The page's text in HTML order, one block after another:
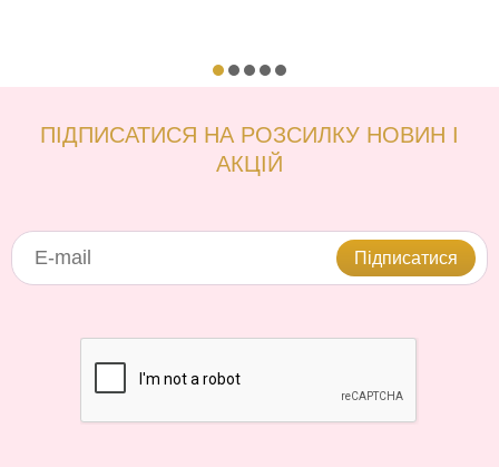
ПІДПИСАТИСЯ НА РОЗСИЛКУ НОВИН І
АКЦІЙ
Підписатися